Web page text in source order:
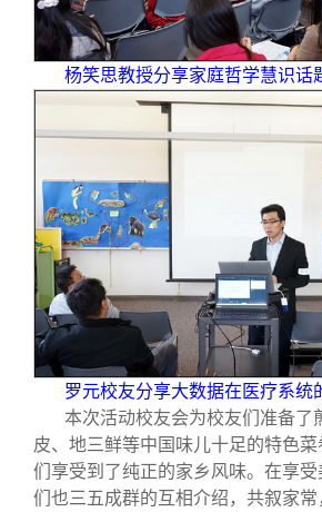
杨笑思教授分享家庭哲学慧识话
罗元校友分享大数据在医疗系统
本次活动校友会为校友们准备了
皮、地三鲜等中国味儿十足的特色
们享受到了纯正的家乡风味。在享
们也三五成群的互相介绍，共叙家